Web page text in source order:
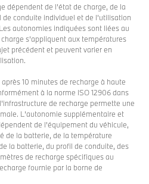
dépendent de l’état de charge, de la
conduite individuel et de l’utilisation
autonomies indiquées sont liées au
s’appliquent aux températures
précédent et peuvent varier en
10 minutes de recharge à haute
à la norme ISO 12906 dans
de recharge permette une
L'autonomie supplémentaire et
de l'équipement du véhicule,
de la batterie, de la température
la batterie, du profil de conduite, des
de recharge spécifiques au
fournie par la borne de